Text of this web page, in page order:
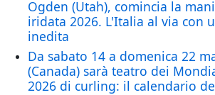
Ogden (Utah), comincia la
iridata 2026. L'Italia al via con
inedita
Da sabato 14 a domenica 22
(Canada) sarà teatro dei
2026 di curling: il calendario